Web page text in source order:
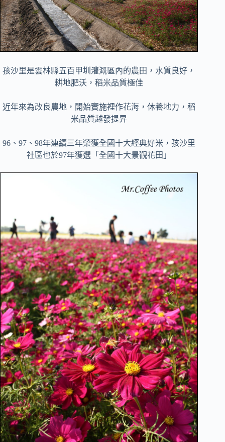
孩沙里是雲林縣五百甲圳灌溉區內的農田，水質良好，
耕地肥沃，稻米品質極佳
近年來為改良農地，開始實施裡作花海，休養地力，稻
米品質越發提昇
96、97、98年連續三年榮獲全國十大經典好米，孩沙里
社區也於97年獲選「全國十大景觀花田」